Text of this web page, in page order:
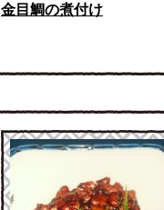
金目鯛の煮付け